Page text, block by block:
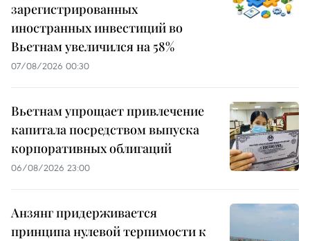
зарегистрированных
иностранных инвестиций во
Вьетнам увеличился на 58%
07/08/2026 00:30
Вьетнам упрощает привлечение
капитала посредством выпуска
корпоративных облигаций
06/08/2026 23:00
Анзянг придерживается
принципа нулевой терпимости к